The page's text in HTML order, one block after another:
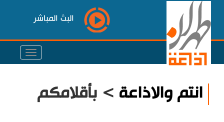
البث المباشر
انتم والاذاعة > بأقلامكم